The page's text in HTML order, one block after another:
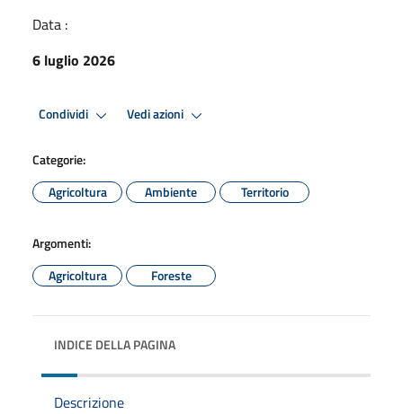
Data :
6 luglio 2026
Condividi Vedi azioni
Categorie:
Agricoltura
Ambiente Territorio
Argomenti:
Agricoltura
Foreste
INDICE DELLA PAGINA
Descrizione